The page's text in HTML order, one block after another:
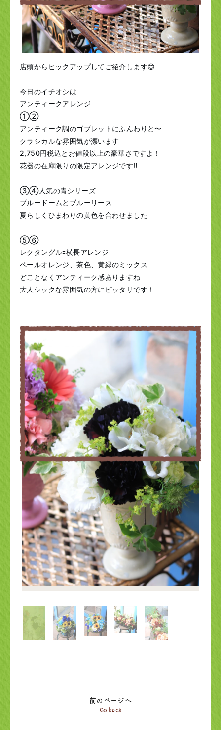
店頭からピックアップしてご紹介します😊
今日のイチオシは
アンティークアレンジ
①②
アンティーク調のゴブレットにふんわりと〜
クラシカルな雰囲気が漂います
2,750円税込とお値段以上の豪華さですよ！
花器の在庫限りの限定アレンジです‼️
③④人気の青シリーズ
ブルードームとブルーリース
夏らしくひまわりの黄色を合わせました
⑤⑥
レクタングル🟰横長アレンジ
ペールオレンジ、茶色、黄緑のミックス
どことなくアンティーク感ありますね
大人シックな雰囲気の方にピッタリです！
前のページへ
Go back